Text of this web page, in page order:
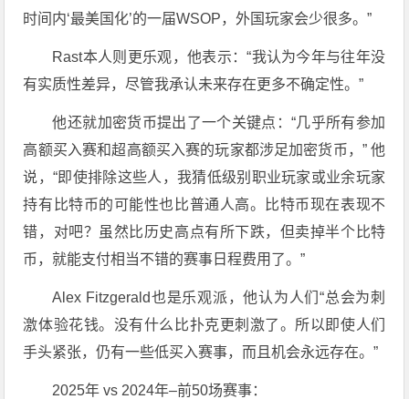
时间内‘最美国化’的一届WSOP，外国玩家会少很多。”
Rast本人则更乐观，他表示：“我认为今年与往年没
有实质性差异，尽管我承认未来存在更多不确定性。”
他还就加密货币提出了一个关键点：“几乎所有参加
高额买入赛和超高额买入赛的玩家都涉足加密货币，” 他
说，“即使排除这些人，我猜低级别职业玩家或业余玩家
持有比特币的可能性也比普通人高。比特币现在表现不
错，对吧？虽然比历史高点有所下跌，但卖掉半个比特
币，就能支付相当不错的赛事日程费用了。”
Alex Fitzgerald也是乐观派，他认为人们“总会为刺
激体验花钱。没有什么比扑克更刺激了。所以即使人们
手头紧张，仍有一些低买入赛事，而且机会永远存在。”
2025年 vs 2024年–前50场赛事：